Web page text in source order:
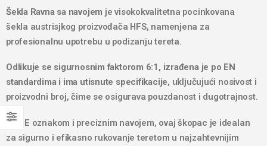
Šekla Ravna sa navojem je visokokvalitetna pocinkovana
šekla austrisjkog proizvođača HFS, namenjena za
profesionalnu upotrebu u podizanju tereta.
Odlikuje se sigurnosnim faktorom 6:1, izrađena je po EN
standardima i ima utisnute specifikacije, uključujući nosivost i
proizvodni broj, čime se osigurava pouzdanost i dugotrajnost.
Sa CE oznakom i preciznim navojem, ovaj škopac je idealan
za sigurno i efikasno rukovanje teretom u najzahtevnijim